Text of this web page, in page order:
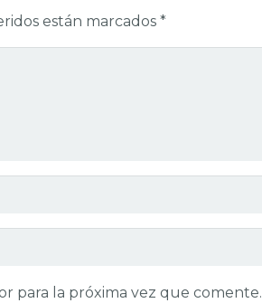
están marcados *
para la próxima vez que comente.